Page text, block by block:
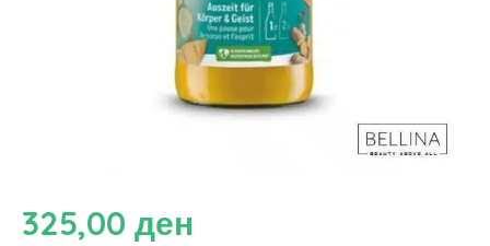
325,00 ден